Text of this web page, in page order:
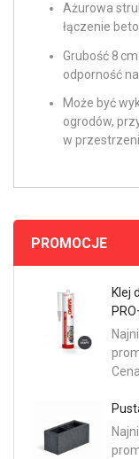
Ażurowa
łączenie
Grubość 8
odporność
Może być
ogrodów,
w
PROMOCJE
Klej